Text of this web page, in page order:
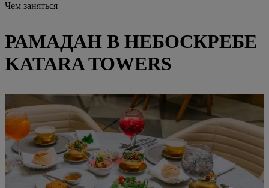
Чем заняться
РАМАДАН В НЕБОСКРЕБЕ
KATARA TOWERS